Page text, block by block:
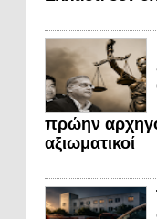
πρώην
αξιωματικοί